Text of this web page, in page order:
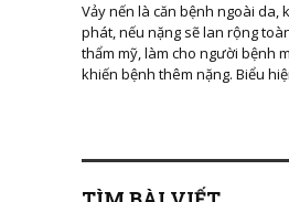
Vảy nến là căn bệnh ngoài da,
phát, nếu nặng sẽ lan rộng
thẩm mỹ, làm cho người bệnh
khiến bệnh thêm nặng. Biểu